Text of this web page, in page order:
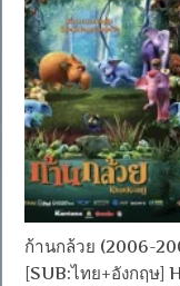
ก้านกล้วย (2006-
[SUB:ไทย+อังกฤษ]